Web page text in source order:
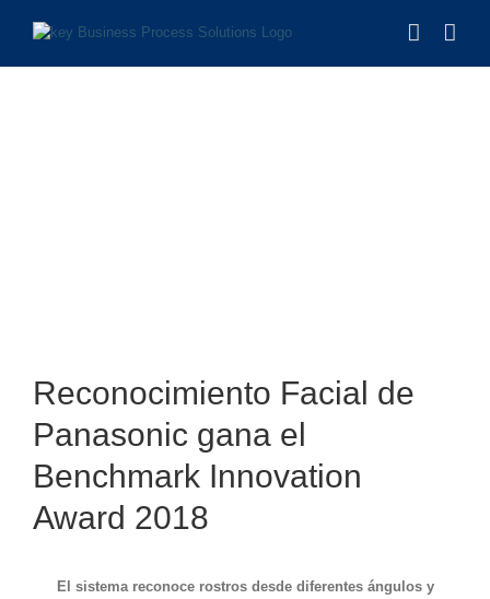
más
Reconocimiento Facial de
Panasonic gana el
Benchmark Innovation
Award 2018
El sistema reconoce rostros desde diferentes ángulos y